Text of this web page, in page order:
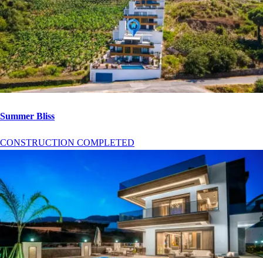
Summer Bliss
CONSTRUCTION COMPLETED